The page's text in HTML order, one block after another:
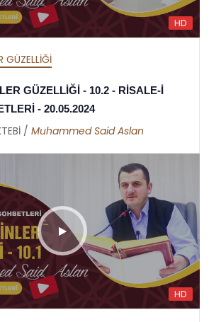
HD
GÜZELLİĞİ
GÜZELLİĞİ - 10.2 - RİSALE-İ
- 20.05.2024
/ Muhammed Said Aslan
HD